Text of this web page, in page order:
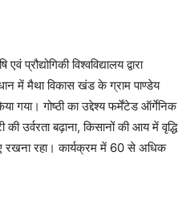
विश्वविद्यालय द्वारा
में मैथा विकास खंड के ग्राम पाण्डेय
गया। गोष्ठी का उद्देश्य फर्मेंटेड ऑर्गेनिक
उर्वरता बढ़ाना, किसानों की आय में वृद्धि
रखना रहा। कार्यक्रम में 60 से अधिक